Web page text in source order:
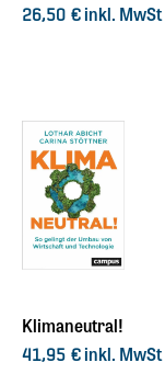
26,50 € inkl. MwSt
Klimaneutral!
41,95 € inkl. MwSt